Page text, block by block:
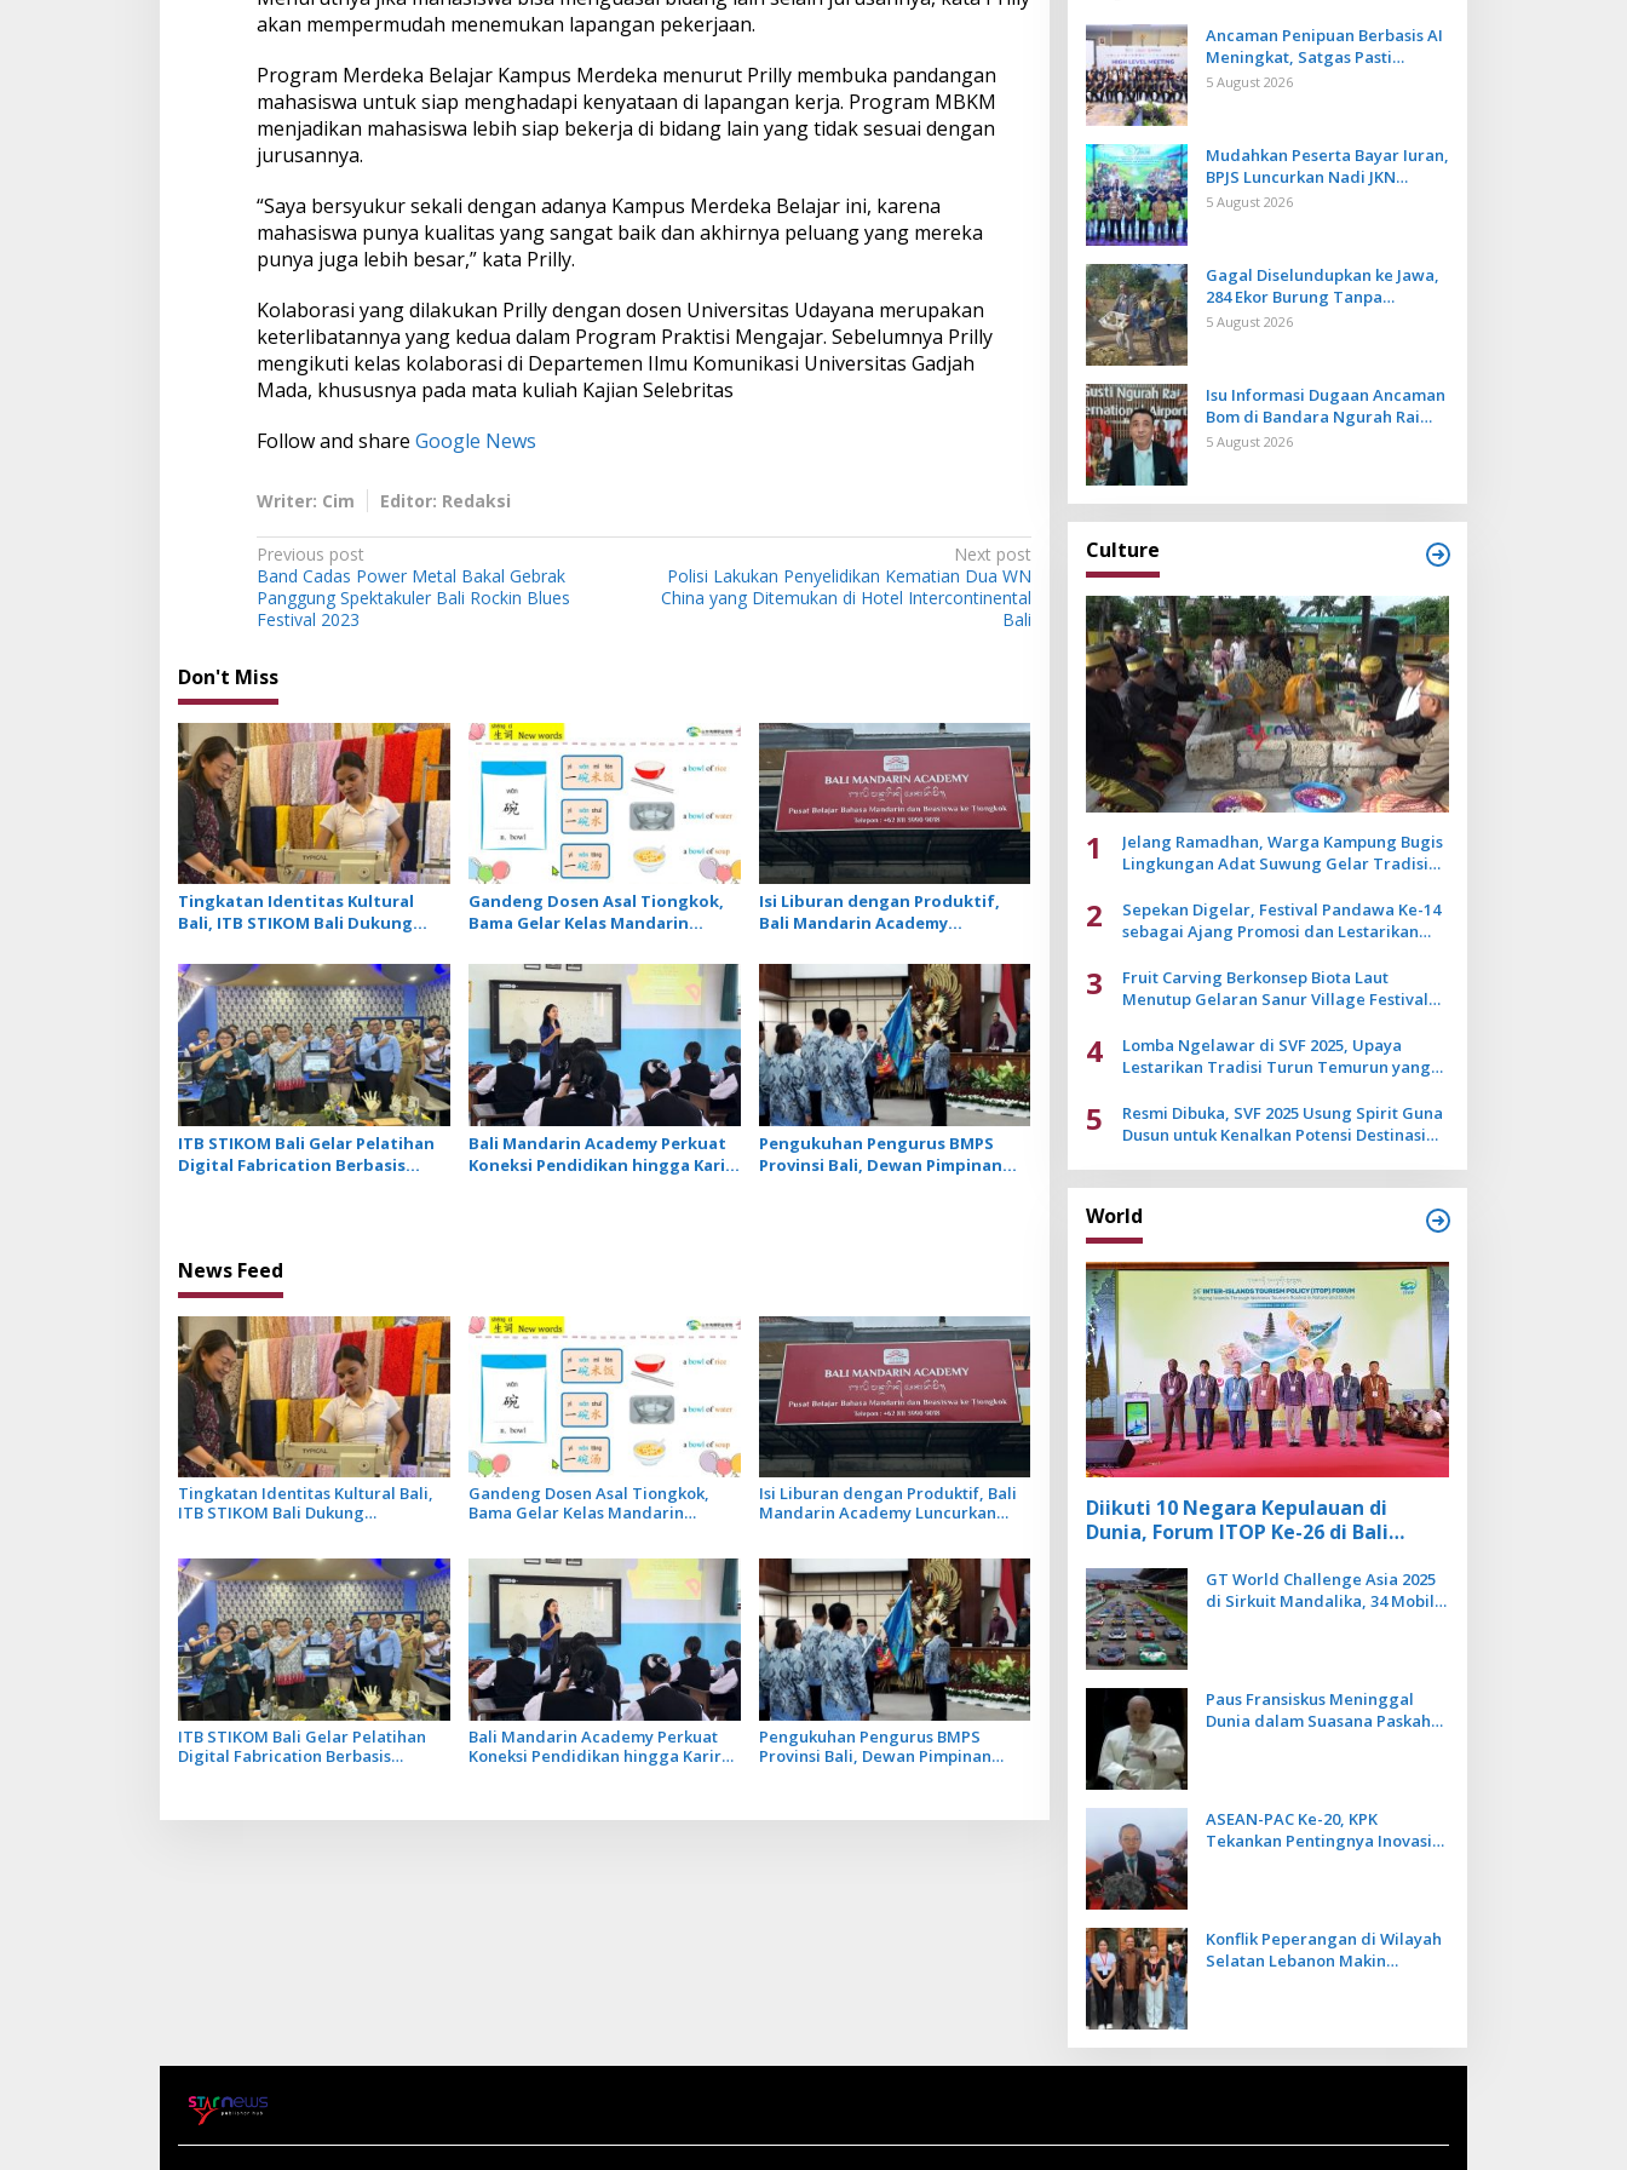
akan mempermudah menemukan lapangan pekerjaan.
Program Merdeka Belajar Kampus Merdeka menurut Prilly membuka pandangan
mahasiswa untuk siap menghadapi kenyataan di lapangan kerja. Program MBKM
menjadikan mahasiswa lebih siap bekerja di bidang lain yang tidak sesuai dengan
jurusannya.
“Saya bersyukur sekali dengan adanya Kampus Merdeka Belajar ini, karena
mahasiswa punya kualitas yang sangat baik dan akhirnya peluang yang mereka
punya juga lebih besar,” kata Prilly.
Kolaborasi yang dilakukan Prilly dengan dosen Universitas Udayana merupakan
keterlibatannya yang kedua dalam Program Praktisi Mengajar. Sebelumnya Prilly
mengikuti kelas kolaborasi di Departemen Ilmu Komunikasi Universitas Gadjah
Mada, khususnya pada mata kuliah Kajian Selebritas
Follow and share Google News
Writer: Cim Editor: Redaksi
P
o
s
t
n
a
v
i
g
a
t
i
o
n
Previous post
Band Cadas Power Metal Bakal Gebrak
Panggung Spektakuler Bali Rockin Blues
Festival 2023
Next post
Polisi Lakukan Penyelidikan Kematian Dua WN
China yang Ditemukan di Hotel Intercontinental
Bali
Don't Miss
Tingkatan Identitas Kultural
Bali, ITB STIKOM Bali Dukung
Pengrajin Kebaya
Gandeng Dosen Asal Tiongkok,
Bama Gelar Kelas Mandarin
Menu Restoran
Isi Liburan dengan Produktif,
Bali Mandarin Academy
Intensif
ITB STIKOM Bali Gelar Pelatihan
Digital Fabrication Berbasis
Bali Mandarin Academy Perkuat
Koneksi Pendidikan hingga Karir
Pengukuhan Pengurus BMPS
Provinsi Bali, Dewan Pimpinan
News Feed
Tingkatan Identitas Kultural Bali,
ITB STIKOM Bali Dukung
Gandeng Dosen Asal Tiongkok,
Bama Gelar Kelas Mandarin
Isi Liburan dengan Produktif, Bali
Mandarin Academy Luncurkan
ITB STIKOM Bali Gelar Pelatihan
Digital Fabrication Berbasis
Bali Mandarin Academy Perkuat
Koneksi Pendidikan hingga Karir
Pengukuhan Pengurus BMPS
Provinsi Bali, Dewan Pimpinan
Ancaman Penipuan Berbasis AI
Meningkat, Satgas Pasti
Perkuat Penindakan dan
5 August 2026
Mudahkan Peserta Bayar Iuran,
BPJS Luncurkan Nadi JKN
dengan Mekanisme Menabung
5 August 2026
Gagal Diselundupkan ke Jawa,
284 Ekor Burung Tanpa
Dokumen Dilepasliarkan Cegah
5 August 2026
Isu Informasi Dugaan Ancaman
Bom di Bandara Ngurah Rai
Bali Tidak Benar, Operasional
5 August 2026
Culture
1
Jelang Ramadhan, Warga Kampung Bugis
Lingkungan Adat Suwung Gelar Tradisi
2
Sepekan Digelar, Festival Pandawa Ke-14
sebagai Ajang Promosi dan Lestarikan
3
Fruit Carving Berkonsep Biota Laut
Menutup Gelaran Sanur Village Festival
4
Lomba Ngelawar di SVF 2025, Upaya
Lestarikan Tradisi Turun Temurun yang
5
Resmi Dibuka, SVF 2025 Usung Spirit Guna
Dusun untuk Kenalkan Potensi Destinasi
World
Diikuti 10 Negara Kepulauan di
Dunia, Forum ITOP Ke-26 di Bali
Berbasis Alam dan Budaya
GT World Challenge Asia 2025
di Sirkuit Mandalika, 34 Mobil
Paus Fransiskus Meninggal
Dunia dalam Suasana Paskah
ASEAN-PAC Ke-20, KPK
Tekankan Pentingnya Inovasi
Konflik Peperangan di Wilayah
Selatan Lebanon Makin